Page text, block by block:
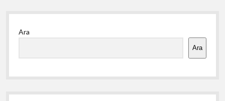
Yan
Menü
Ara
Ara